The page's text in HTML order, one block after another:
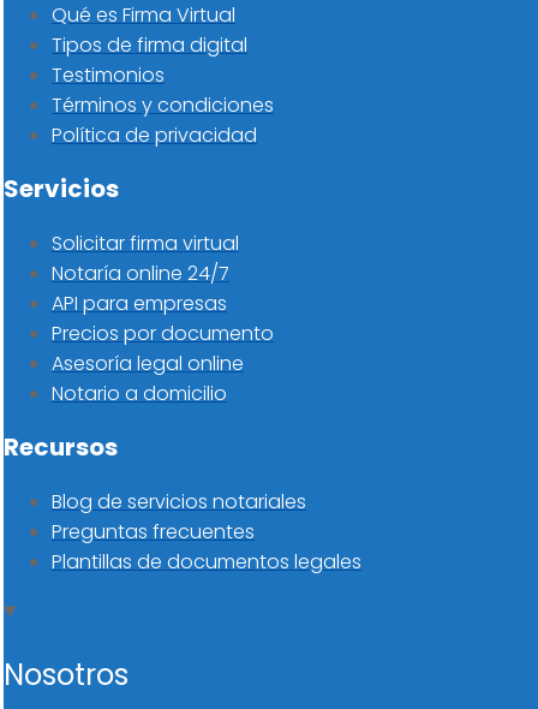
Qué es Firma Virtual
Tipos de firma digital
Testimonios
Términos y condiciones
Política de privacidad
Servicios
Solicitar firma virtual
Notaría online 24/7
API para empresas
Precios por documento
Asesoría legal online
Notario a domicilio
Recursos
Blog de servicios notariales
Preguntas frecuentes
Plantillas de documentos legales
Nosotros